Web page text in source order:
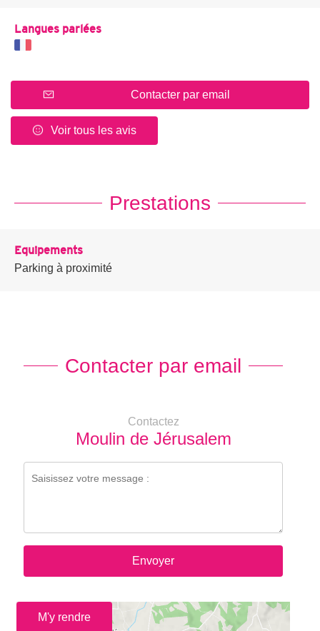
Langues parlées
Contacter par email
Voir tous les avis
Prestations
Equipements
Parking à proximité
Contacter par email
Contactez
Moulin de Jérusalem
Envoyer
M'y rendre